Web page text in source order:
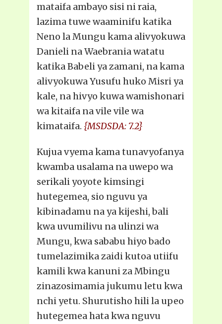
mataifa ambayo sisi ni raia,
lazima tuwe waaminifu katika
Neno la Mungu kama alivyokuwa
Danieli na Waebrania watatu
katika Babeli ya zamani, na kama
alivyokuwa Yusufu huko Misri ya
kale, na hivyo kuwa wamishonari
wa kitaifa na vile vile wa
kimataifa. {MSDSDA: 7.2}
Kujua vyema kama tunavyofanya
kwamba usalama na uwepo wa
serikali yoyote kimsingi
hutegemea, sio nguvu ya
kibinadamu na ya kijeshi, bali
kwa uvumilivu na ulinzi wa
Mungu, kwa sababu hiyo bado
tumelazimika zaidi kutoa utiifu
kamili kwa kanuni za Mbingu
zinazosimamia jukumu letu kwa
nchi yetu. Shurutisho hili la upeo
hutegemea hata kwa nguvu